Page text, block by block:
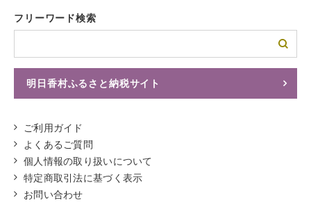
フリーワード検索
明日香村ふるさと納税サイト
ご利用ガイド
よくあるご質問
個人情報の取り扱いについて
特定商取引法に基づく表示
お問い合わせ